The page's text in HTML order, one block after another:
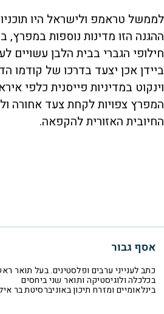
לממשל טראמפ ולישראל היו
ההגנה הזו מדינות נוספות במפרץ,
חילופי הגברי בבית הלבן עשויים
ביידן אכן יצעד בדרכו של קודמו
וינקוט במדיניות פייסנית כלפי
המפרץ צפויות לקחת צעד אחורה
החיובית האזורית להקפאה.
אסף גבור
כתב לענייני ערבים ופלסטינים. בעל תואר
בכלכלה ולוגיסטיקה ותואר שני ביחסים
בינלאומיים ומזרח תיכון באוניברסיטת בר